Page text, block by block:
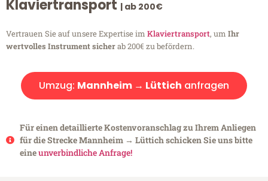
Klaviertransport | ab 200€
Vertrauen Sie auf unsere Expertise im Klaviertransport, um Ihr
wertvolles Instrument sicherab 200€ zu befördern.
Umzug: Mannheim → Lüttich anfragen
Für einen detaillierte Kostenvoranschlag zu Ihrem Anliegen
für die Strecke Mannheim → Lüttich schicken Sie uns bitte
eineunverbindliche Anfrage!